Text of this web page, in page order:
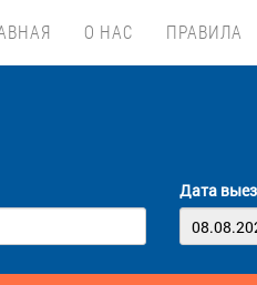
О НАС ПРАВИЛА
Дата